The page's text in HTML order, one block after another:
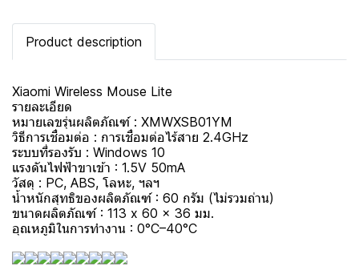
Product description
Xiaomi Wireless Mouse Lite
รายละเอียด
หมายเลขรุ่นผลิตภัณฑ์ : XMWXSB01YM
วิธีการเชื่อมต่อ : การเชื่อมต่อไร้สาย 2.4GHz
ระบบที่รองรับ : Windows 10
แรงดันไฟฟ้าขาเข้า : 1.5V 50mA
วัสดุ : PC, ABS, โลหะ, ฯลฯ
น้ำหนักสุทธิของผลิตภัณฑ์ : 60 กรัม (ไม่รวมถ่าน)
ขนาดผลิตภัณฑ์ : 113 x 60 x 36 มม.
อุณหภูมิในการทำงาน : 0°C–40°C